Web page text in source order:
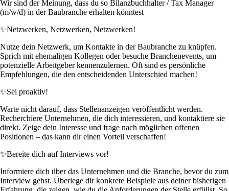
Wir sind der Meinung, dass du so Bilanzbuchhalter / Tax Manager
(m/w/d) in der Baubranche erhalten könntest
✨Netzwerken, Netzwerken, Netzwerken!
Nutze dein Netzwerk, um Kontakte in der Baubranche zu knüpfen.
Sprich mit ehemaligen Kollegen oder besuche Branchenevents, um
potenzielle Arbeitgeber kennenzulernen. Oft sind es persönliche
Empfehlungen, die den entscheidenden Unterschied machen!
✨Sei proaktiv!
Warte nicht darauf, dass Stellenanzeigen veröffentlicht werden.
Recherchiere Unternehmen, die dich interessieren, und kontaktiere sie
direkt. Zeige dein Interesse und frage nach möglichen offenen
Positionen – das kann dir einen Vorteil verschaffen!
✨Bereite dich auf Interviews vor!
Informiere dich über das Unternehmen und die Branche, bevor du zum
Interview gehst. Überlege dir konkrete Beispiele aus deiner bisherigen